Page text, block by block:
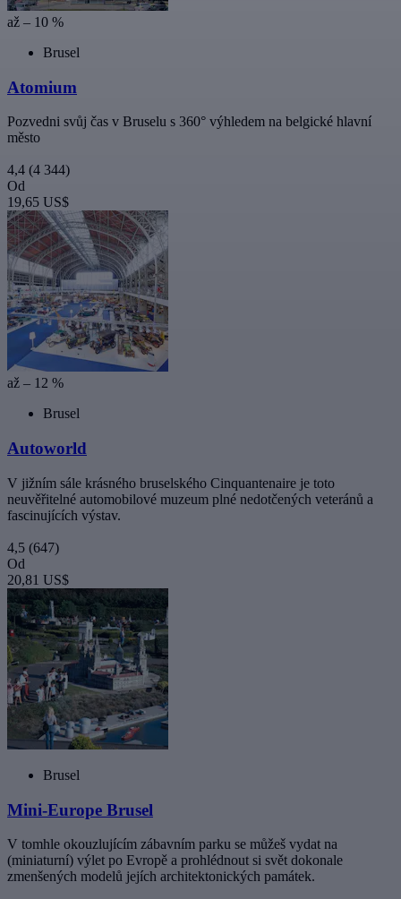
až – 10 %
Brusel
Atomium
Pozvedni svůj čas v Bruselu s 360° výhledem na belgické hlavní
město
4,4 (4 344)
Od
19,65 US$
až – 12 %
Brusel
Autoworld
V jižním sále krásného bruselského Cinquantenaire je toto
neuvěřitelné automobilové muzeum plné nedotčených veteránů a
fascinujících výstav.
4,5 (647)
Od
20,81 US$
Brusel
Mini-Europe Brusel
V tomhle okouzlujícím zábavním parku se můžeš vydat na
(miniaturní) výlet po Evropě a prohlédnout si svět dokonale
zmenšených modelů jejích architektonických památek.